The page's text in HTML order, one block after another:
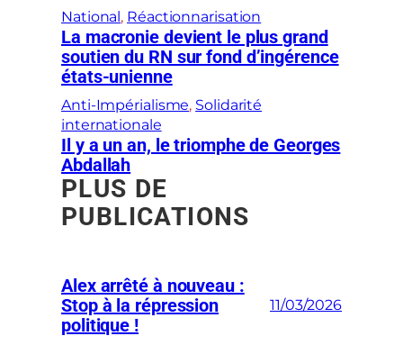
National, Réactionnarisation
La macronie devient le plus grand
soutien du RN sur fond d’ingérence
états-unienne
Anti-Impérialisme, Solidarité
internationale
Il y a un an, le triomphe de Georges
Abdallah
PLUS DE
PUBLICATIONS
Alex arrêté à nouveau :
Stop à la répression
politique !
11/03/2026